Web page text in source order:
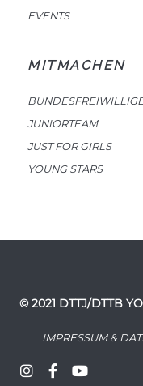
EVENTS
MITMACHEN
JUNIORTEAM
JUST FOR GIRLS
YOUNG STARS
© 2021 DTTJ/DTTB
IMPRESSUM &